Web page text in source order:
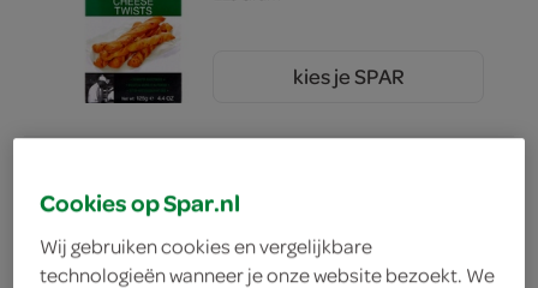
kies je SPAR
Kaas-Ui
150 Gram
Cookies op Spar.nl
Wij gebruiken cookies en vergelijkbare
technologieën wanneer je onze website bezoekt. We